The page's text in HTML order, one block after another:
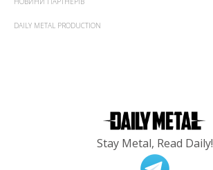
DAILY METAL PRODUCTION
Stay Metal, Read Daily!